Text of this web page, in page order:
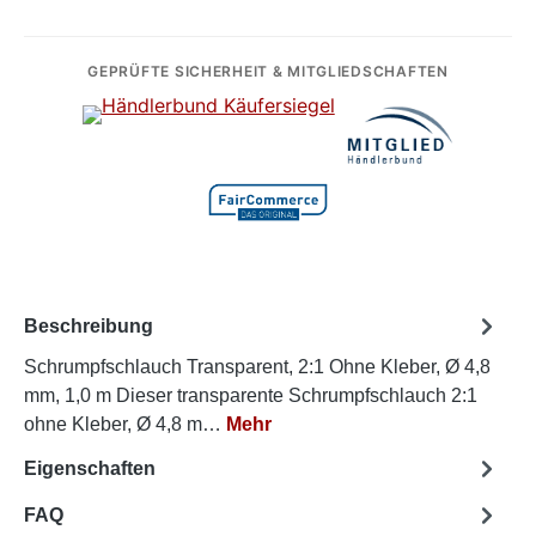
GEPRÜFTE SICHERHEIT & MITGLIEDSCHAFTEN
Beschreibung
Schrumpfschlauch Transparent, 2:1 Ohne Kleber, Ø 4,8
mm, 1,0 m Dieser transparente Schrumpfschlauch 2:1
ohne Kleber, Ø 4,8 m… Mehr
Eigenschaften
FAQ